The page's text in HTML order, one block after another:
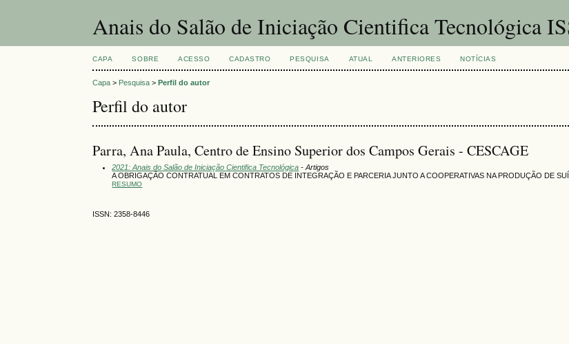
Anais do Salão de Iniciação Cientifica Tecnológica
CAPA SOBRE ACESSO CADASTRO PESQUISA ATUAL ANTERIORES NOTÍCIAS
Capa > Pesquisa >Perfil do autor
Perfil do autor
Parra, Ana Paula, Centro de Ensino Superior dos Campos Gerais - CESCAGE
2021: Anais do Salão de Iniciação Cientifica Tecnológica - Artigos
A OBRIGAÇÃO CONTRATUAL EM CONTRATOS DE INTEGRAÇÃO E PARCERIA JUNTO A COOPERATIVAS NA PRODUÇÃO DE
RESUMO
ISSN: 2358-8446